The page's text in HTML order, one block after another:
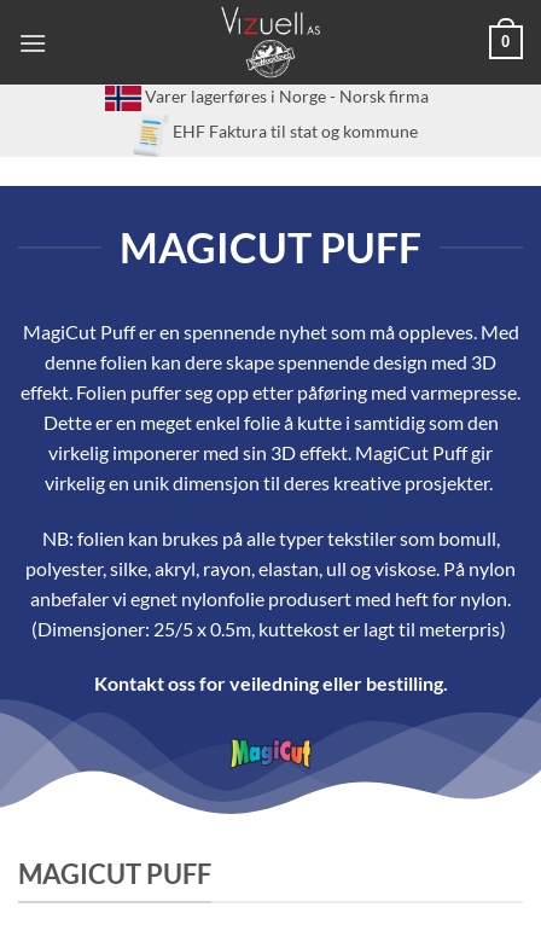
0
Varer lagerføres i Norge - Norsk firma
EHF Faktura til stat og kommune
MAGICUT PUFF
MagiCut Puff er en spennende nyhet som må oppleves. Med
denne folien kan dere skape spennende design med 3D
effekt. Folien puffer seg opp etter påføring med varmepresse.
Dette er en meget enkel folie å kutte i samtidig som den
virkelig imponerer med sin 3D effekt. MagiCut Puff gir
virkelig en unik dimensjon til deres kreative prosjekter.
NB: folien kan brukes på alle typer tekstiler som bomull,
polyester, silke, akryl, rayon, elastan, ull og viskose. På nylon
anbefaler vi egnet nylonfolie produsert med heft for nylon.
(Dimensjoner: 25/5 x 0.5m, kuttekost er lagt til meterpris)
Kontakt oss for veiledning eller bestilling.
MAGICUT PUFF